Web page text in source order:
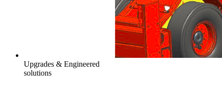
Upgrades & Engineered
solutions